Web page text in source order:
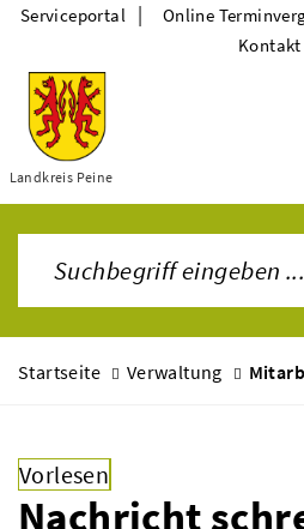
Themen
Landkreis Peine
Serviceportal | Online
Kontakt
Startseite Verwaltung
Vorlesen
Nachricht